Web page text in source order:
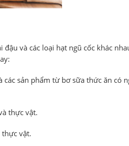
và các loại hạt ngũ cốc khác
sản phẩm từ bơ sữa thức ăn có
thực vật.
thực vật.